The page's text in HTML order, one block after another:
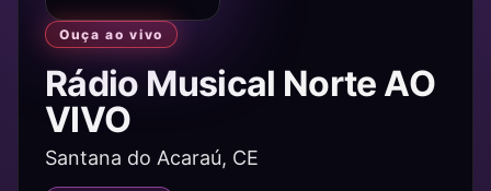
Ouça ao vivo
Rádio Musical Norte AO
VIVO
Santana do Acaraú, CE